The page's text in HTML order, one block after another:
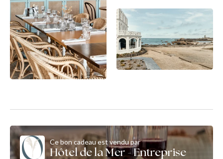
Ce bon cadeau est vendu par
Hôtel de la Mer - Entreprise